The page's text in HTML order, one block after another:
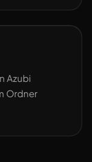
Azubi
Ordner